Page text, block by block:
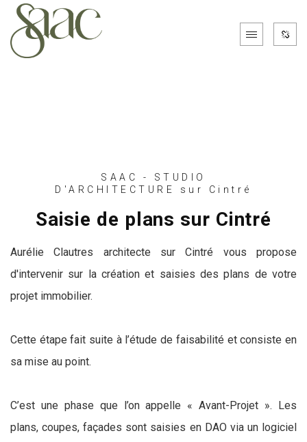
SAAC - STUDIO
D'ARCHITECTURE sur Cintré
Saisie de plans sur Cintré
Aurélie Clautres architecte sur Cintré vous propose
d'intervenir sur la création et saisies des plans de votre
projet immobilier.
Cette étape fait suite à l’étude de faisabilité et consiste en
sa mise au point.
C’est une phase que l’on appelle « Avant-Projet ». Les
plans, coupes, façades sont saisies en DAO via un logiciel